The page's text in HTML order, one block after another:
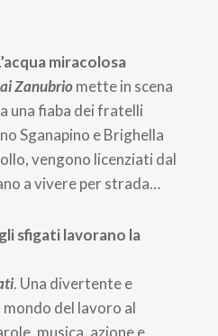
miracolosa
Zanubriomette in scena
una fiaba dei fratelli
Sganapino e Brighella
vengono licenziati dal
a vivere per strada…
sfigati lavorano la
. Una divertente e
del lavoro al
musica, azione e